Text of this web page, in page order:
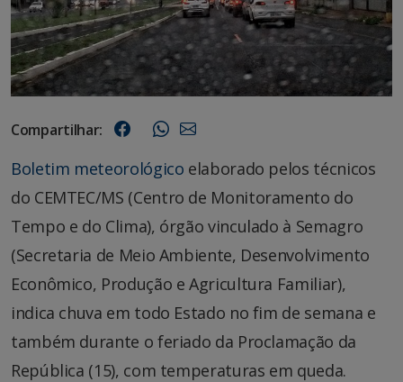
Compartilhar:
Boletim meteorológico elaborado pelos técnicos
do CEMTEC/MS (Centro de Monitoramento do
Tempo e do Clima), órgão vinculado à Semagro
(Secretaria de Meio Ambiente, Desenvolvimento
Econômico, Produção e Agricultura Familiar),
indica chuva em todo Estado no fim de semana e
também durante o feriado da Proclamação da
República (15), com temperaturas em queda.